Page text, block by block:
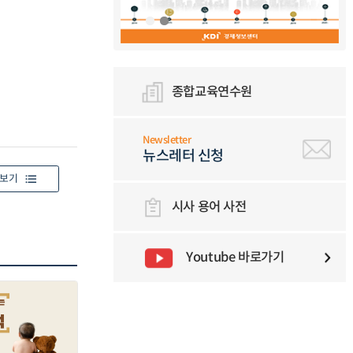
기
종합교육연수원
Newsletter
뉴스레터 신청
시사 용어 사전
Youtube 바로가기